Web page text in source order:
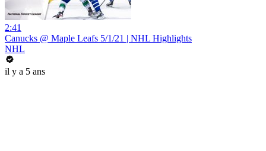
2:41
Canucks @ Maple Leafs 5/1/21 | NHL Highlights
NHL
il y a 5 ans